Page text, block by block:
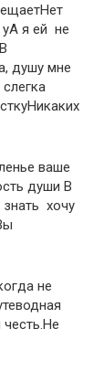
я ей​ ​ не
душу мне
ваше​
души​ ​В
хочу
не